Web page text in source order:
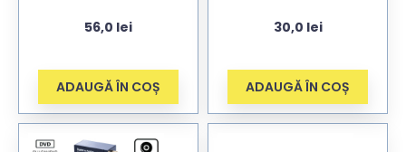
56,0 lei
ADAUGĂ ÎN COȘ
30,0 lei
ADAUGĂ ÎN COȘ